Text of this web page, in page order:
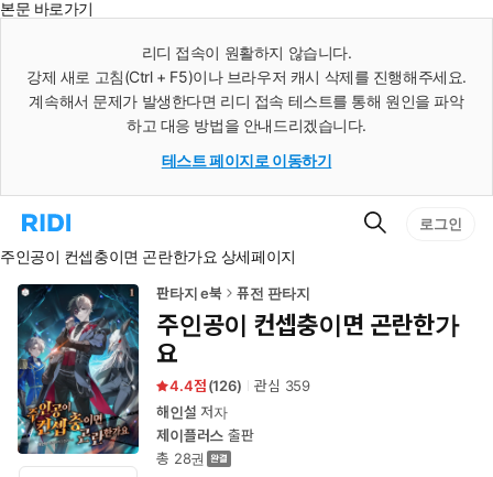
본문 바로가기
리디 접속이 원활하지 않습니다.
강제 새로 고침(Ctrl + F5)이나 브라우저 캐시 삭제를 진행해주세요.
계속해서 문제가 발생한다면 리디 접속 테스트를 통해 원인을 파악
하고 대응 방법을 안내드리겠습니다.
테스트 페이지로 이동하기
리
홈
로
이
동
검
로그인
주인공이 컨셉충이면 곤란한가요 상세페이지
판타지 e북 퓨전 판타지
주인공이 컨셉충이면 곤란한가
요
4.4 (126) 관심 359
해인설 저자
제이플러스 출판
총 28권